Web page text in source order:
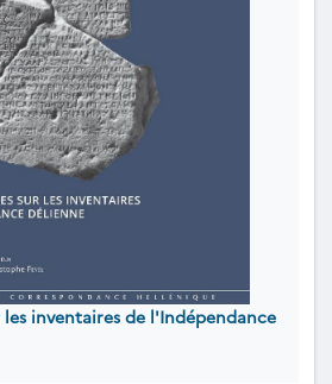
les inventaires de l'Indépendance